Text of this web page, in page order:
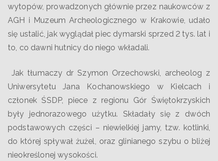
wytopów, prowadzonych głównie przez naukowców z
AGH i Muzeum Archeologicznego w Krakowie, udało
się ustalić, jak wyglądał piec dymarski sprzed 2 tys. lat i
to, co dawni hutnicy do niego wkładali.
Jak tłumaczy dr Szymon Orzechowski, archeolog z
Uniwersytetu Jana Kochanowskiego w Kielcach i
członek ŚSDP, piece z regionu Gór Świętokrzyskich
były jednorazowego użytku. Składały się z dwóch
podstawowych części – niewielkiej jamy, tzw. kotlinki,
do której spływał żużel, oraz glinianego szybu o bliżej
nieokreślonej wysokości.